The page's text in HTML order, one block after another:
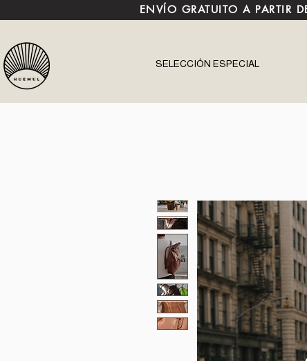
ENVÍO GRATUITO A PARTIR
SELECCIÓN ESPECIAL